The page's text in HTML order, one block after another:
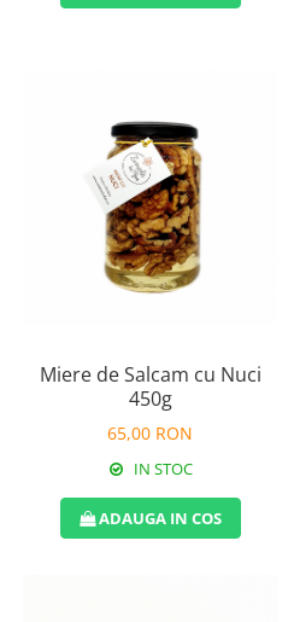
Miere de Salcam cu Nuci
450g
65,00 RON
IN STOC
ADAUGA IN COS